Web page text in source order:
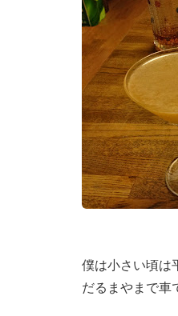
僕は小さい頃は
だるまやまで車